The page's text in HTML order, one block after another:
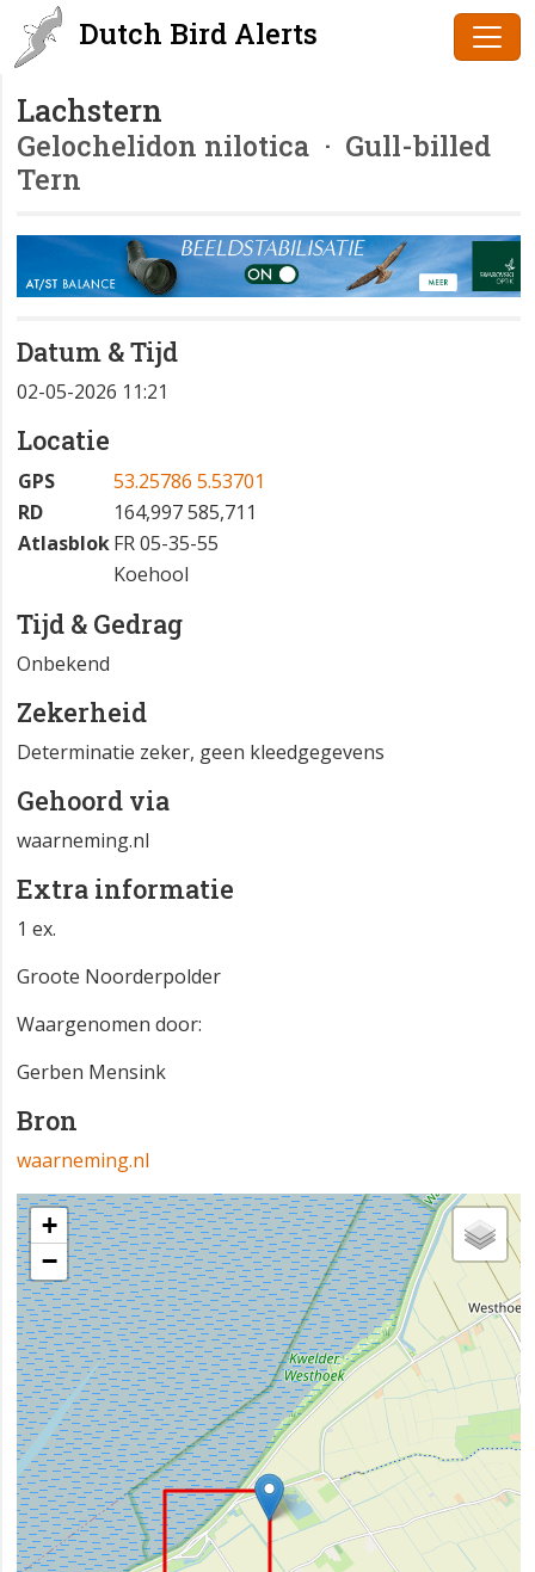
Dutch Bird Alerts
Lachstern
Gelochelidon nilotica · Gull-billed
Tern
Datum & Tijd
02-05-2026 11:21
Locatie
GPS
53.25786 5.53701
RD
164,997 585,711
AtlasblokFR 05-35-55
Koehool
Tijd & Gedrag
Onbekend
Zekerheid
Determinatie zeker, geen kleedgegevens
Gehoord via
waarneming.nl
Extra informatie
1 ex.
Groote Noorderpolder
Waargenomen door:
Gerben Mensink
Bron
waarneming.nl
+
−